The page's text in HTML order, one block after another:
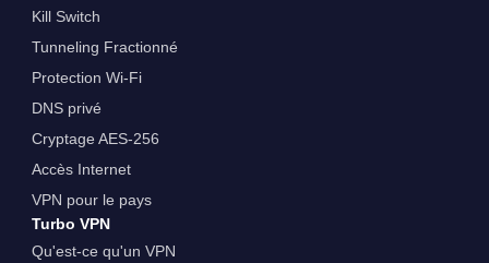
Kill Switch
Tunneling Fractionné
Protection Wi-Fi
DNS privé
Cryptage AES-256
Accès Internet
VPN pour le pays
Turbo VPN
Qu'est-ce qu'un VPN